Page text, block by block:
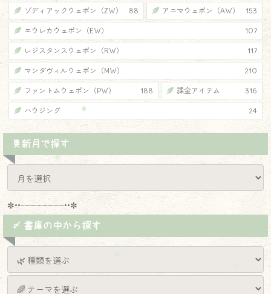
ゾディアックウェポン（ZW） 88 アニマウェポン（AW） 153
エウレカウェポン（EW） 107
レジスタンスウェポン（RW） 117
マンダヴィルウェポン（MW） 210
ファントムウェポン（PW） 188 課金アイテム 316
ハウジング 24
更新月で探す
✼••┈┈┈┈┈┈┈┈┈••✼
〆 書庫の中から探す